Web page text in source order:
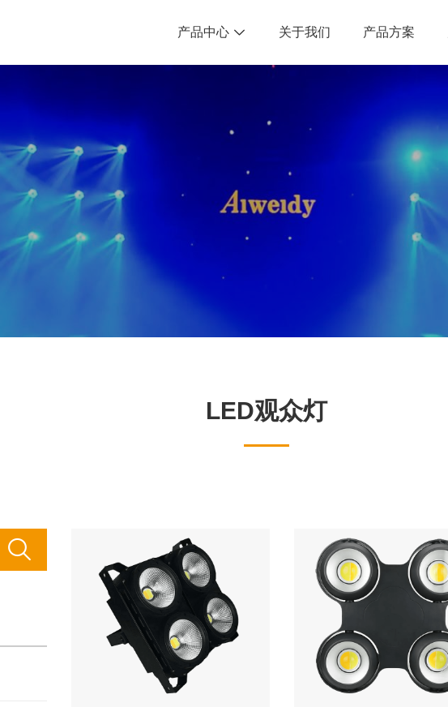
产品中心  关于我们 产品方案
LED观众灯
